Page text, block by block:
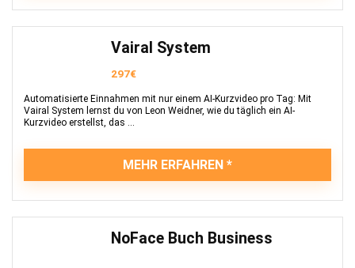
Vairal System
297€
Automatisierte Einnahmen mit nur einem AI-Kurzvideo pro Tag: Mit
Vairal System lernst du von Leon Weidner, wie du täglich ein AI-
Kurzvideo erstellst, das ...
MEHR ERFAHREN
NoFace Buch Business